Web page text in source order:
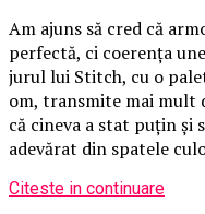
Am ajuns să cred că
perfectă, ci coerența
jurul lui Stitch, cu o
om, transmite mai mult
că cineva a stat puțin și
adevărat din spatele
Citeste in continuare